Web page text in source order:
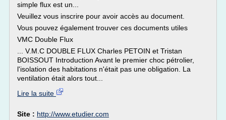
simple flux est un...
Veuillez vous inscrire pour avoir accès au document.
Vous pouvez également trouver ces documents utiles
VMC Double Flux
... V.M.C DOUBLE FLUX Charles PETOIN et Tristan
BOISSOUT Introduction Avant le premier choc pétrolier,
l'isolation des habitations n'était pas une obligation. La
ventilation était alors tout...
Lire la suite
Site : http://www.etudier.com